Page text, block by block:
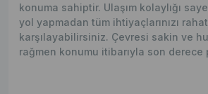
konuma sahiptir. Ulaşım kolaylığı
yol yapmadan tüm ihtiyaçlarınızı
karşılayabilirsiniz. Çevresi sakin ve
rağmen konumu itibarıyla son derece